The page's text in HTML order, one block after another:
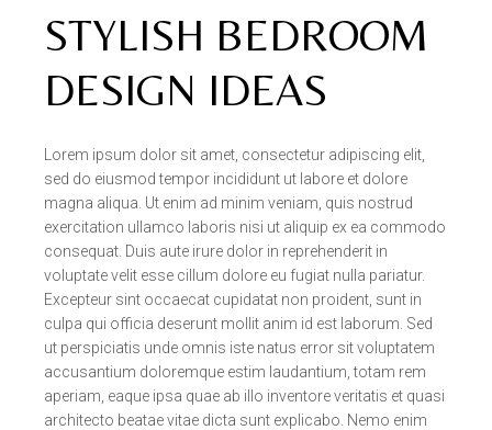
STYLISH BEDROOM
DESIGN IDEAS
Lorem ipsum dolor sit amet, consectetur adipiscing elit,
sed do eiusmod tempor incididunt ut labore et dolore
magna aliqua. Ut enim ad minim veniam, quis nostrud
exercitation ullamco laboris nisi ut aliquip ex ea commodo
consequat. Duis aute irure dolor in reprehenderit in
voluptate velit esse cillum dolore eu fugiat nulla pariatur.
Excepteur sint occaecat cupidatat non proident, sunt in
culpa qui officia deserunt mollit anim id est laborum. Sed
ut perspiciatis unde omnis iste natus error sit voluptatem
accusantium doloremque estim laudantium, totam rem
aperiam, eaque ipsa quae ab illo inventore veritatis et quasi
architecto beatae vitae dicta sunt explicabo. Nemo enim